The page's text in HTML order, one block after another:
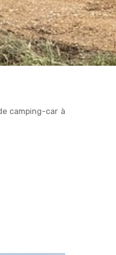
camping-car à